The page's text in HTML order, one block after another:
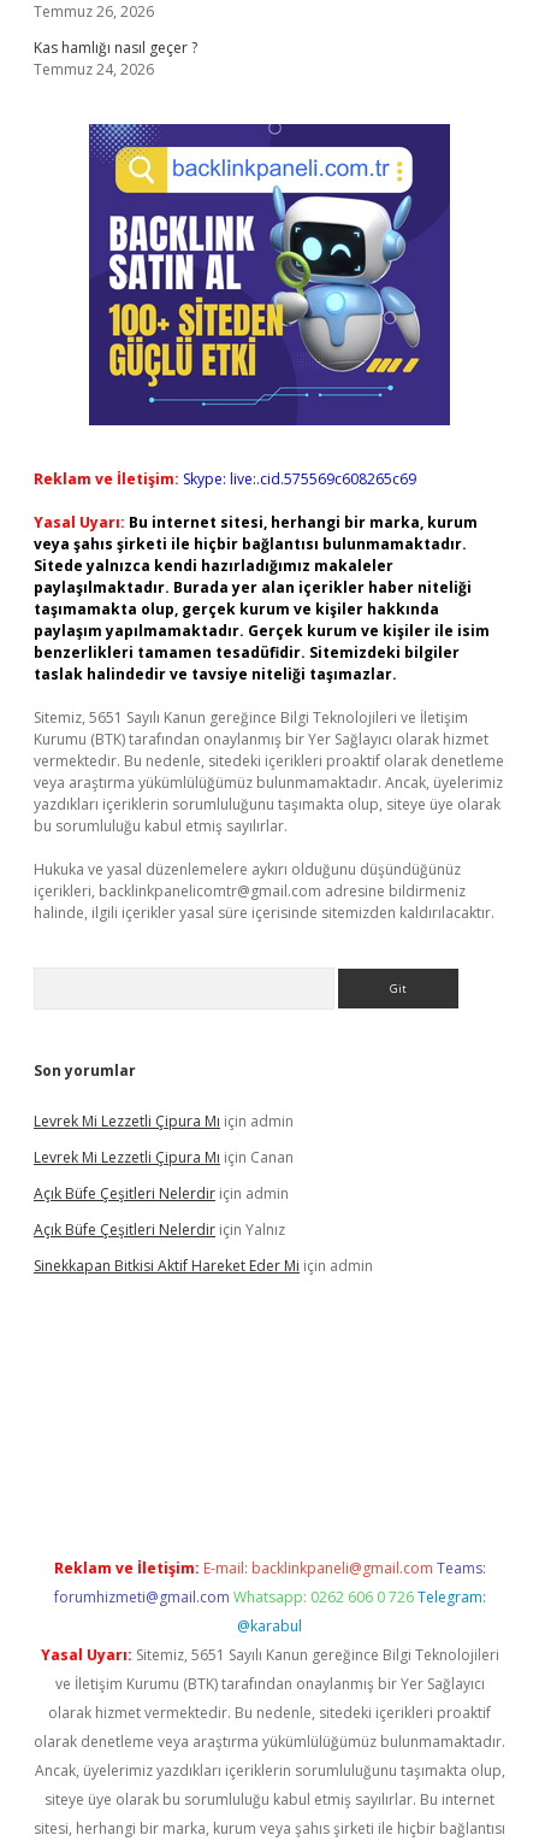
Temmuz 26, 2026
Kas hamlığı nasıl geçer ?
Temmuz 24, 2026
Reklam ve İletişim: Skype: live:.cid.575569c608265c69
Yasal Uyarı: Bu internet sitesi, herhangi bir marka, kurum
veya şahıs şirketi ile hiçbir bağlantısı bulunmamaktadır.
Sitede yalnızca kendi hazırladığımız makaleler
paylaşılmaktadır. Burada yer alan içerikler haber niteliği
taşımamakta olup, gerçek kurum ve kişiler hakkında
paylaşım yapılmamaktadır. Gerçek kurum ve kişiler ile isim
benzerlikleri tamamen tesadüfidir. Sitemizdeki bilgiler
taslak halindedir ve tavsiye niteliği taşımazlar.
Sitemiz, 5651 Sayılı Kanun gereğince Bilgi Teknolojileri ve İletişim
Kurumu (BTK) tarafından onaylanmış bir Yer Sağlayıcı olarak hizmet
vermektedir. Bu nedenle, sitedeki içerikleri proaktif olarak denetleme
veya araştırma yükümlülüğümüz bulunmamaktadır. Ancak, üyelerimiz
yazdıkları içeriklerin sorumluluğunu taşımakta olup, siteye üye olarak
bu sorumluluğu kabul etmiş sayılırlar.
Hukuka ve yasal düzenlemelere aykırı olduğunu düşündüğünüz
içerikleri, backlinkpanelicomtr@gmail.com adresine bildirmeniz
halinde, ilgili içerikler yasal süre içerisinde sitemizden kaldırılacaktır.
Son yorumlar
Levrek Mi Lezzetli Çipura Mı için admin
Levrek Mi Lezzetli Çipura Mı için Canan
Açık Büfe Çeşitleri Nelerdir için admin
Açık Büfe Çeşitleri Nelerdir için Yalnız
Sinekkapan Bitkisi Aktif Hareket Eder Mi için admin
Reklam ve İletişim: E-mail: backlinkpaneli@gmail.com Teams:
forumhizmeti@gmail.com Whatsapp: 0262 606 0 726 Telegram:
@karabul
Yasal Uyarı: Sitemiz, 5651 Sayılı Kanun gereğince Bilgi Teknolojileri
ve İletişim Kurumu (BTK) tarafından onaylanmış bir Yer Sağlayıcı
olarak hizmet vermektedir. Bu nedenle, sitedeki içerikleri proaktif
olarak denetleme veya araştırma yükümlülüğümüz bulunmamaktadır.
Ancak, üyelerimiz yazdıkları içeriklerin sorumluluğunu taşımakta olup,
siteye üye olarak bu sorumluluğu kabul etmiş sayılırlar. Bu internet
sitesi, herhangi bir marka, kurum veya şahıs şirketi ile hiçbir bağlantısı